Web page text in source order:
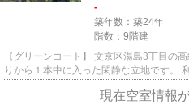
-
築年数：築24年
階数：9階建
【グリーンコート】 文京区湯島3丁目の
りから１本中に入った閑静な立地です。
現在空室情報